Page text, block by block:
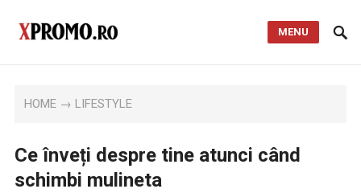
MENU
HOME →LIFESTYLE
Ce înveți despre tine atunci când
schimbi mulineta